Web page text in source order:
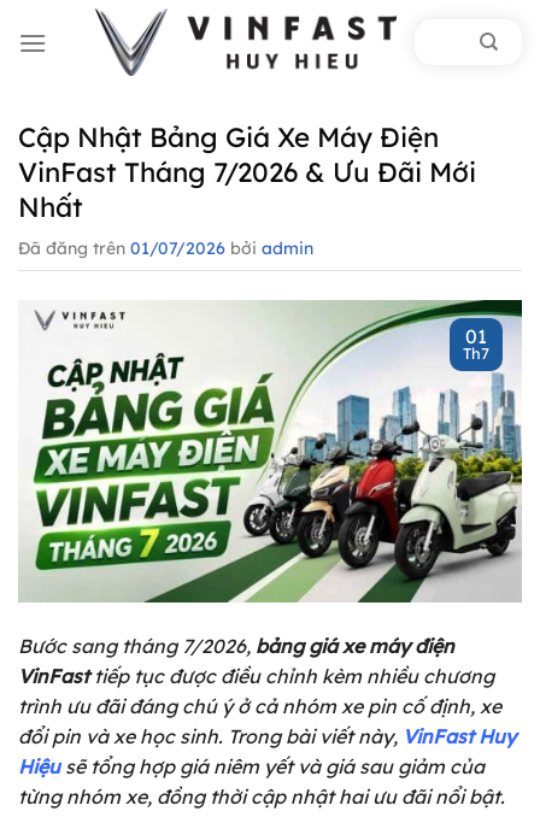
đến
Cập Nhật Bảng Giá Xe Máy Điện
VinFast Tháng 7/2026 & Ưu Đãi Mới
Nhất
Đã đăng trên 01/07/2026 bởi admin
01
Th7
Bước sang tháng 7/2026, bảng giá xe máy điện
VinFasttiếp tục được điều chỉnh kèm nhiều chương
trình ưu đãi đáng chú ý ở cả nhóm xe pin cố định, xe
đổi pin và xe học sinh. Trong bài viết này, VinFast Huy
Hiệusẽ tổng hợp giá niêm yết và giá sau giảm của
từng nhóm xe, đồng thời cập nhật hai ưu đãi nổi bật.